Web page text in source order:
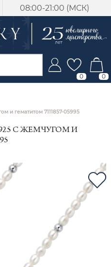
08:00-21:00 (МСК)
0 0
и гематитом 7111857-05995
С ЖЕМЧУГОМ И
с